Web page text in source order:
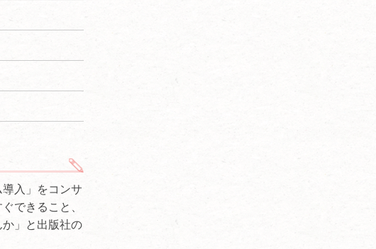
入」をコンサ
できること、
」と出版社の